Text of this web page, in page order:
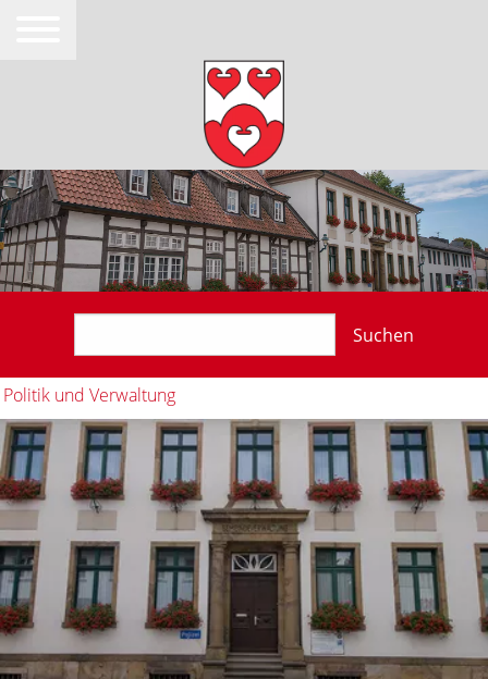
Suchen
Politik und Verwaltung